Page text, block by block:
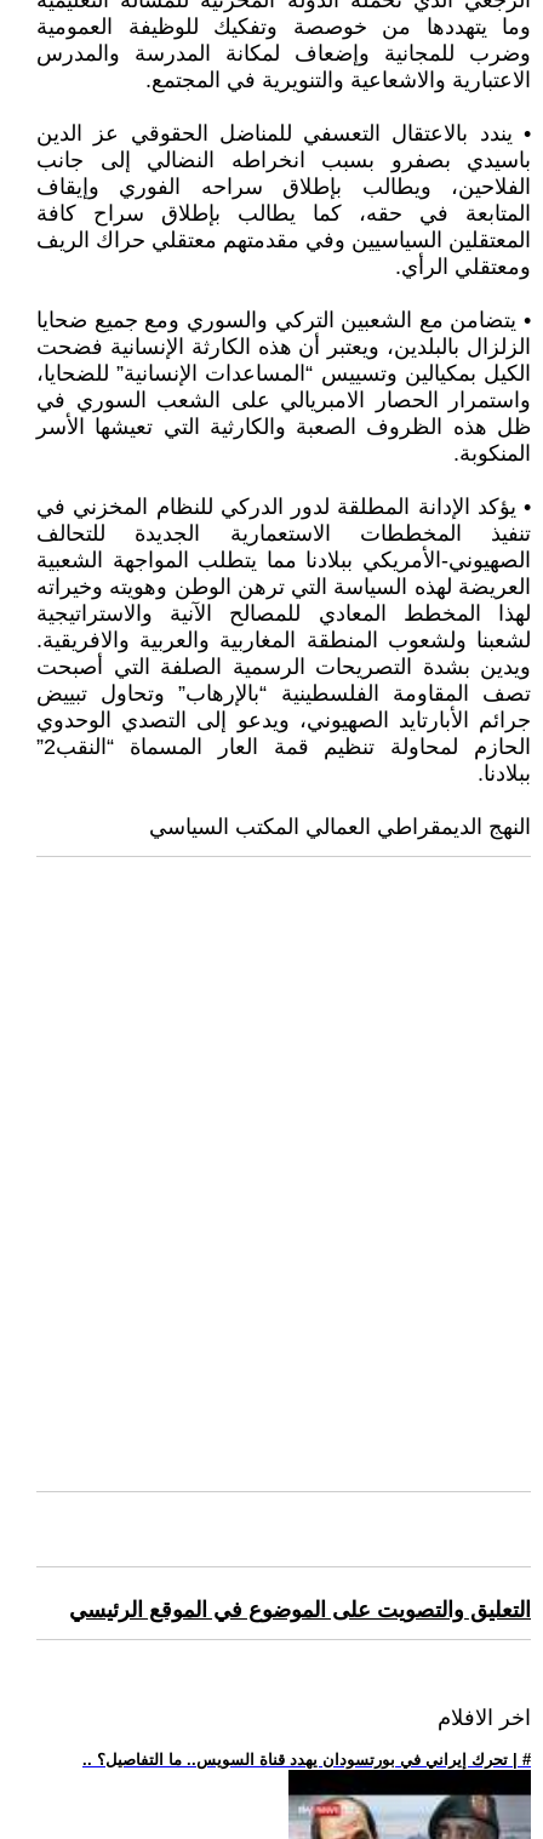
وما يتهددها من خوصصة وتفكيك للوظيفة العمومية
وضرب للمجانية وإضعاف لمكانة المدرسة والمدرس
الاعتبارية والاشعاعية والتنويرية في المجتمع.
• يندد بالاعتقال التعسفي للمناضل الحقوقي عز الدين
باسيدي بصفرو بسبب انخراطه النضالي إلى جانب
الفلاحين، ويطالب بإطلاق سراحه الفوري وإيقاف
المتابعة في حقه، كما يطالب بإطلاق سراح كافة
المعتقلين السياسيين وفي مقدمتهم معتقلي حراك الريف
ومعتقلي الرأي.
• يتضامن مع الشعبين التركي والسوري ومع جميع ضحايا
الزلزال بالبلدين، ويعتبر أن هذه الكارثة الإنسانية فضحت
الكيل بمكيالين وتسييس “المساعدات الإنسانية” للضحايا،
واستمرار الحصار الامبريالي على الشعب السوري في
ظل هذه الظروف الصعبة والكارثية التي تعيشها الأسر
المنكوبة.
• يؤكد الإدانة المطلقة لدور الدركي للنظام المخزني في
تنفيذ المخططات الاستعمارية الجديدة للتحالف
الصهيوني-الأمريكي ببلادنا مما يتطلب المواجهة الشعبية
العريضة لهذه السياسة التي ترهن الوطن وهويته وخيراته
لهذا المخطط المعادي للمصالح الآنية والاستراتيجية
لشعبنا ولشعوب المنطقة المغاربية والعربية والافريقية.
ويدين بشدة التصريحات الرسمية الصلفة التي أصبحت
تصف المقاومة الفلسطينية “بالإرهاب” وتحاول تبييض
جرائم الأبارتايد الصهيوني، ويدعو إلى التصدي الوحدوي
الحازم لمحاولة تنظيم قمة العار المسماة “النقب2”
ببلادنا.
النهج الديمقراطي العمالي المكتب السياسي
التعليق والتصويت على الموضوع في الموقع الرئيسي
اخر الافلام
.. تحرك إيراني في بورتسودان يهدد قناة السويس.. ما التفاصيل؟ | #